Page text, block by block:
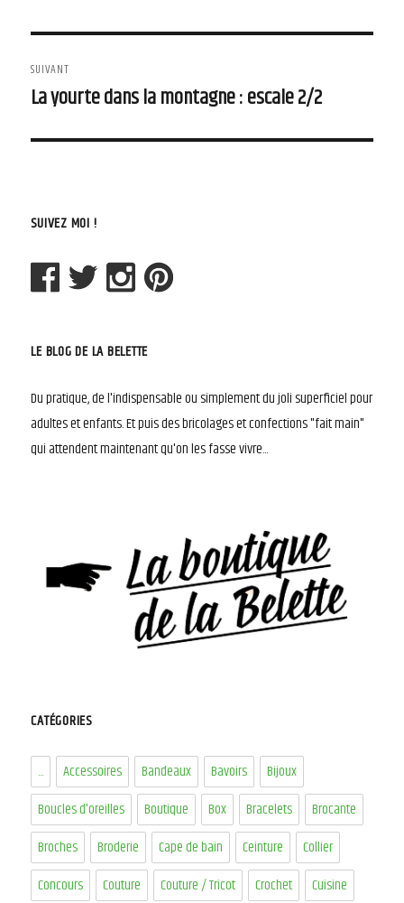
l'article
SUIVANT
Article
La yourte dans la montagne : escale 2/2
SUIVEZ MOI !
LE BLOG DE LA BELETTE
Du pratique, de l'indispensable ou simplement du joli superficiel pour
adultes et enfants. Et puis des bricolages et confections "fait main"
qui attendent maintenant qu'on les fasse vivre...
CATÉGORIES
... Accessoires Bandeaux Bavoirs
Bijoux
Boucles d'oreilles
Boutique Box Bracelets
Brocante
Broches
Broderie Cape de bain Ceinture
Collier
Concours
Couture Couture / Tricot Crochet
Cuisine